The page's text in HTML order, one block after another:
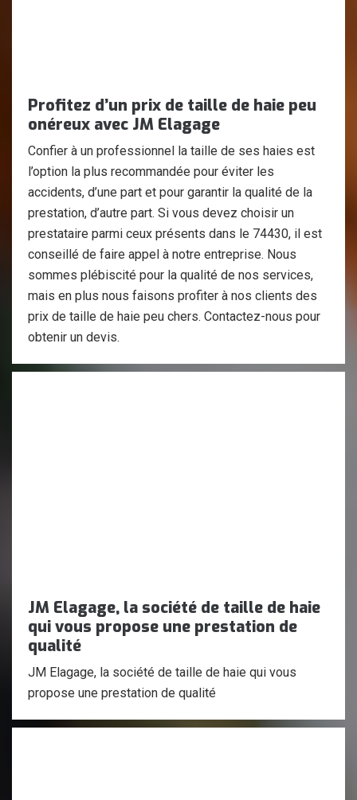
Profitez d’un prix de taille de haie peu
onéreux avec JM Elagage
Confier à un professionnel la taille de ses haies est
l’option la plus recommandée pour éviter les
accidents, d’une part et pour garantir la qualité de la
prestation, d’autre part. Si vous devez choisir un
prestataire parmi ceux présents dans le 74430, il est
conseillé de faire appel à notre entreprise. Nous
sommes plébiscité pour la qualité de nos services,
mais en plus nous faisons profiter à nos clients des
prix de taille de haie peu chers. Contactez-nous pour
obtenir un devis.
JM Elagage, la société de taille de haie
qui vous propose une prestation de
qualité
JM Elagage, la société de taille de haie qui vous
propose une prestation de qualité